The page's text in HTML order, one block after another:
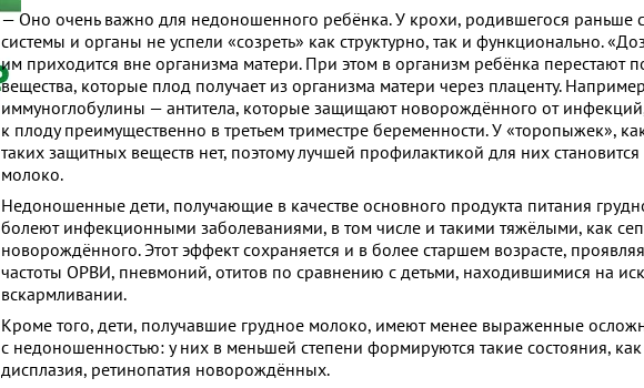
— Оно очень важно для недоношенного ребёнка. У крохи, родившегося раньше
системы и органы не успели «созреть» как структурно, так и функционально.
им приходится вне организма матери. При этом в организм ребёнка перестают
вещества, которые плод получает из организма матери через плаценту.
иммуноглобулины — антитела, которые защищают новорождённого от
к плоду преимущественно в третьем триместре беременности. У «торопыжек»,
таких защитных веществ нет, поэтому лучшей профилактикой для них
молоко.
Недоношенные дети, получающие в качестве основного продукта питания
болеют инфекционными заболеваниями, в том числе и такими тяжёлыми, как
новорождённого. Этот эффект сохраняется и в более старшем возрасте,
частоты ОРВИ, пневмоний, отитов по сравнению с детьми, находившимися на
вскармливании.
Кроме того, дети, получавшие грудное молоко, имеют менее выраженные
с недоношенностью: у них в меньшей степени формируются такие состояния,
дисплазия, ретинопатия новорождённых.